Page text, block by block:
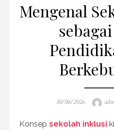
Mengenal
Posted
30/06/2026
Konsep sekolah inklusi